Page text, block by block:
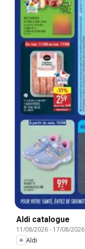
Aldi catalogue
11/08/2026- 17/08/2026
Aldi